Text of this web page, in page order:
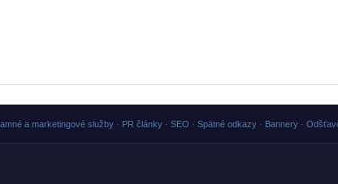
a marketingové služby · PR články · SEO · Spätné odkazy · Bannery ·